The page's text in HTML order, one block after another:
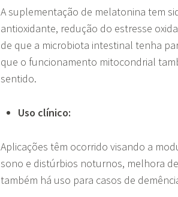
A suplementação de melatonina tem
antioxidante, redução do estresse
de que a microbiota intestinal tenha
que o funcionamento mitocondrial
sentido.
Uso clínico:
Aplicações têm ocorrido visando a
sono e distúrbios noturnos, melhora
também há uso para casos de